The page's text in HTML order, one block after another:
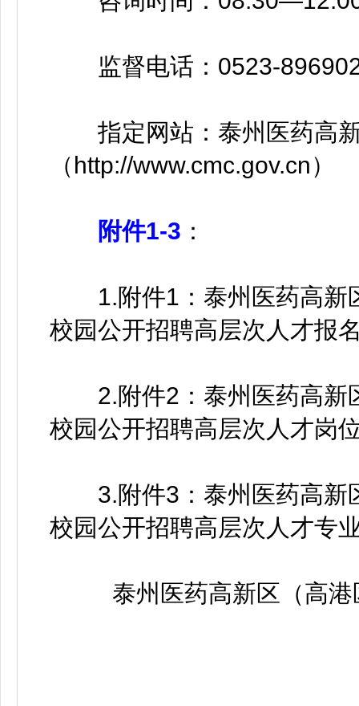
监督电话：0523-
指定网站：泰州医药高新
（http://www.cmc.gov.cn）
附件1-3 ：
1.附件1：泰州医药高新
校园公开招聘高层次人才报
2.附件2：泰州医药高新
校园公开招聘高层次人才岗
3.附件3：泰州医药高新
校园公开招聘高层次人才专
泰州医药高新区（高港